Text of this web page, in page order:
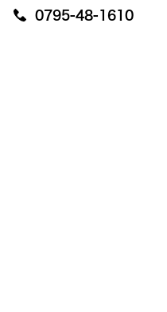
0795-48-1610